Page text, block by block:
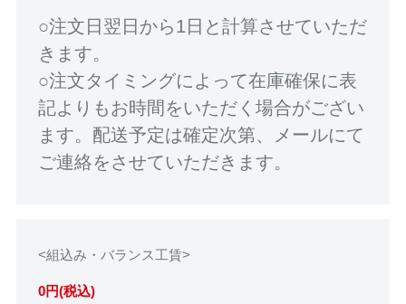
○注文日翌日から1日と計算させていただ
きます。
○注文タイミングによって在庫確保に表
記よりもお時間をいただく場合がござい
ます。配送予定は確定次第、メールにて
ご連絡をさせていただきます。
<組込み・バランス工賃>
0円(税込)